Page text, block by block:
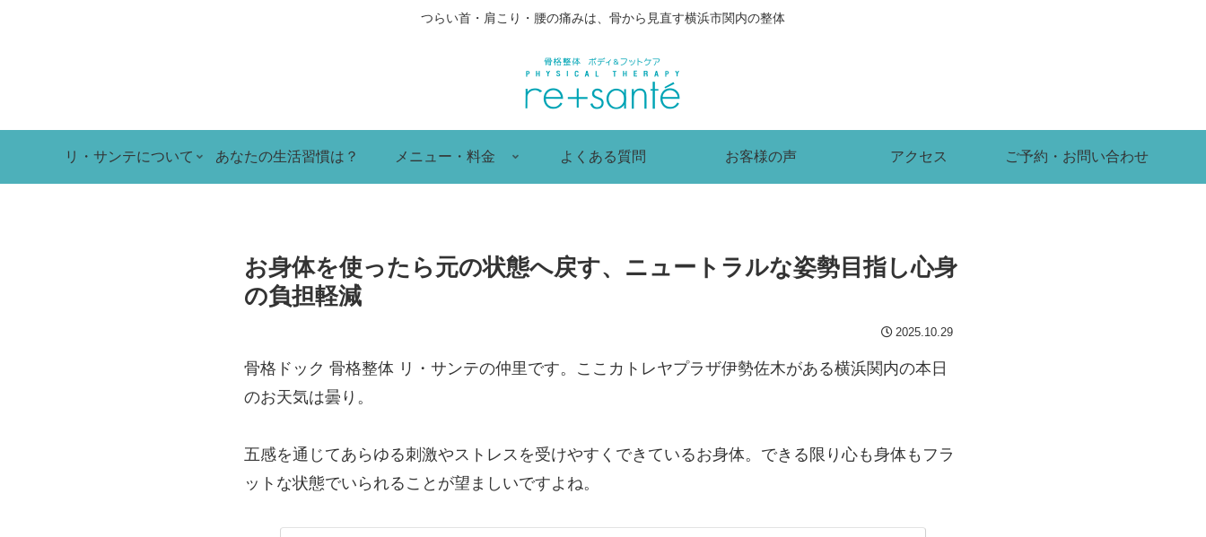
つらい首・肩こり・腰の痛みは、骨から見直す横浜市関内の整体
リ・サンテについて あなたの生活習慣は？ メニュー・料金 よくある質問 お客様の声 アクセス ご予約・お問い合わせ
お身体を使ったら元の状態へ戻す、ニュートラルな姿勢目指し心身
の負担軽減
2025.10.29
骨格ドック 骨格整体 リ・サンテの仲里です。ここカトレヤプラザ伊勢佐木がある横浜関内の本日
のお天気は曇り。
五感を通じてあらゆる刺激やストレスを受けやすくできているお身体。できる限り心も身体もフラ
ットな状態でいられることが望ましいですよね。